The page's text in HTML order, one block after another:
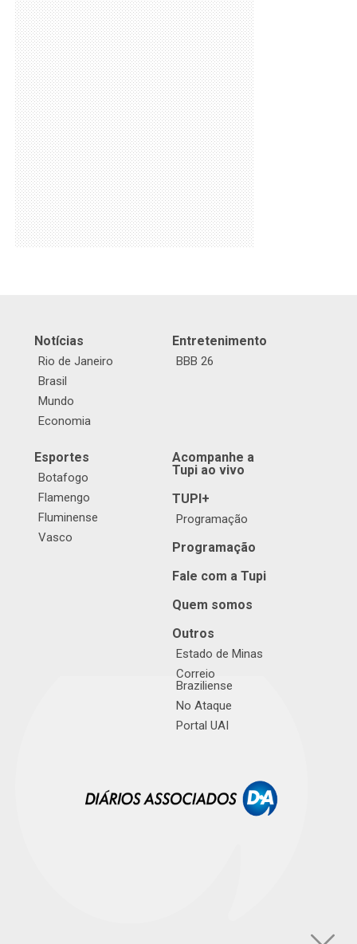
Notícias
Rio de Janeiro
Brasil
Mundo
Economia
Entretenimento
BBB 26
Esportes
Botafogo
Flamengo
Fluminense
Vasco
Acompanhe a
Tupi ao vivo
TUPI+
Programação
Programação
Fale com a Tupi
Quem somos
Outros
Estado de Minas
Correio
Braziliense
No Ataque
Portal UAI